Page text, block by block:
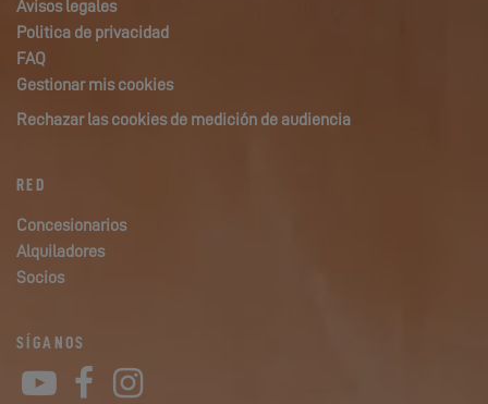
Avisos legales
Politica de privacidad
FAQ
Gestionar mis cookies
Rechazar las cookies de medición de audiencia
RED
Concesionarios
Alquiladores
Socios
SÍGANOS
YouTube
Facebook
Instagram